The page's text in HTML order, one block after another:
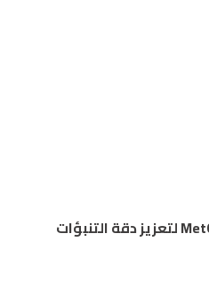
ESA تُطلق قريبًا MetOp‑SG A1 لتعزيز دقة التنبؤات